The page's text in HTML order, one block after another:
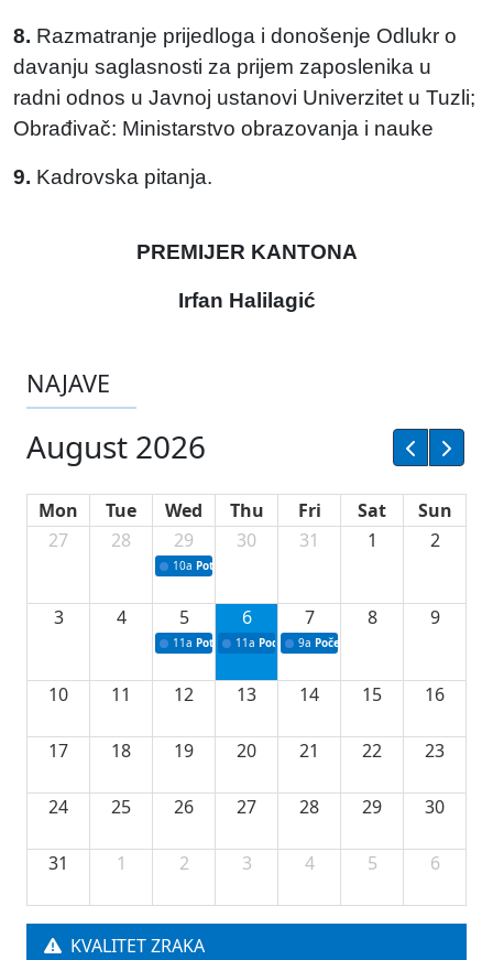
8. Razmatranje prijedloga i donošenje Odlukr o
davanju saglasnosti za prijem zaposlenika u
radni odnos u Javnoj ustanovi Univerzitet u Tuzli;
Obrađivač: Ministarstvo obrazovanja i nauke
9. Kadrovska pitanja.
PREMIJER KANTONA
Irfan Halilagić
NAJAVE
August 2026
Mon Tue Wed Thu Fri Sat
Sun
27
28 29
10a Potpisivanje ugovora sa neprofitnim
30 31 1 2
3 4 5
11a Potpisivanje ugovora o stipendijama za
6
11a Podrška razvoju vodne infrastrukture u
7
9a Početak izgradnje nove
8 9
10 11 12 13 14 15 16
17 18 19 20 21 22 23
24 25 26 27 28 29 30
31 1 2 3 4 5 6
KVALITET ZRAKA